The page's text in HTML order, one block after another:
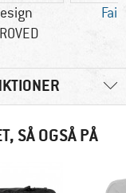
Fair
SÅ OGSÅ PÅ